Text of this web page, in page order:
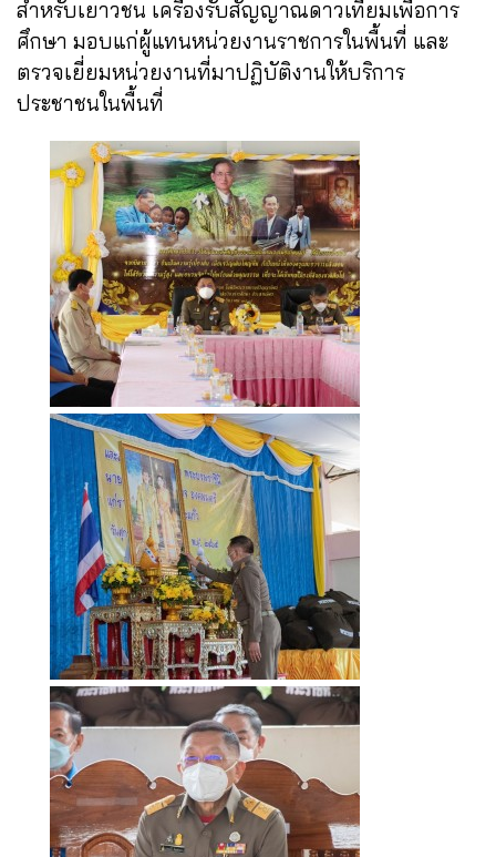
สำหรับเยาวชน เครื่องรับสัญญาณดาวเทียมเพื่อการ
ศึกษา มอบแก่ผู้แทนหน่วยงานราชการในพื้นที่ และ
ตรวจเยี่ยมหน่วยงานที่มาปฏิบัติงานให้บริการ
ประชาชนในพื้นที่